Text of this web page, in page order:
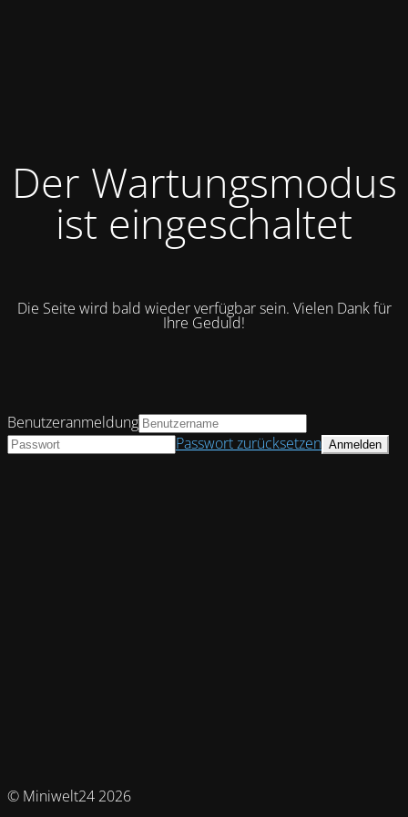
Der Wartungsmodus
ist eingeschaltet
Die Seite wird bald wieder verfügbar sein. Vielen Dank für
Ihre Geduld!
© Miniwelt24 2026
Benutzeranmeldung
Passwort zurücksetzen